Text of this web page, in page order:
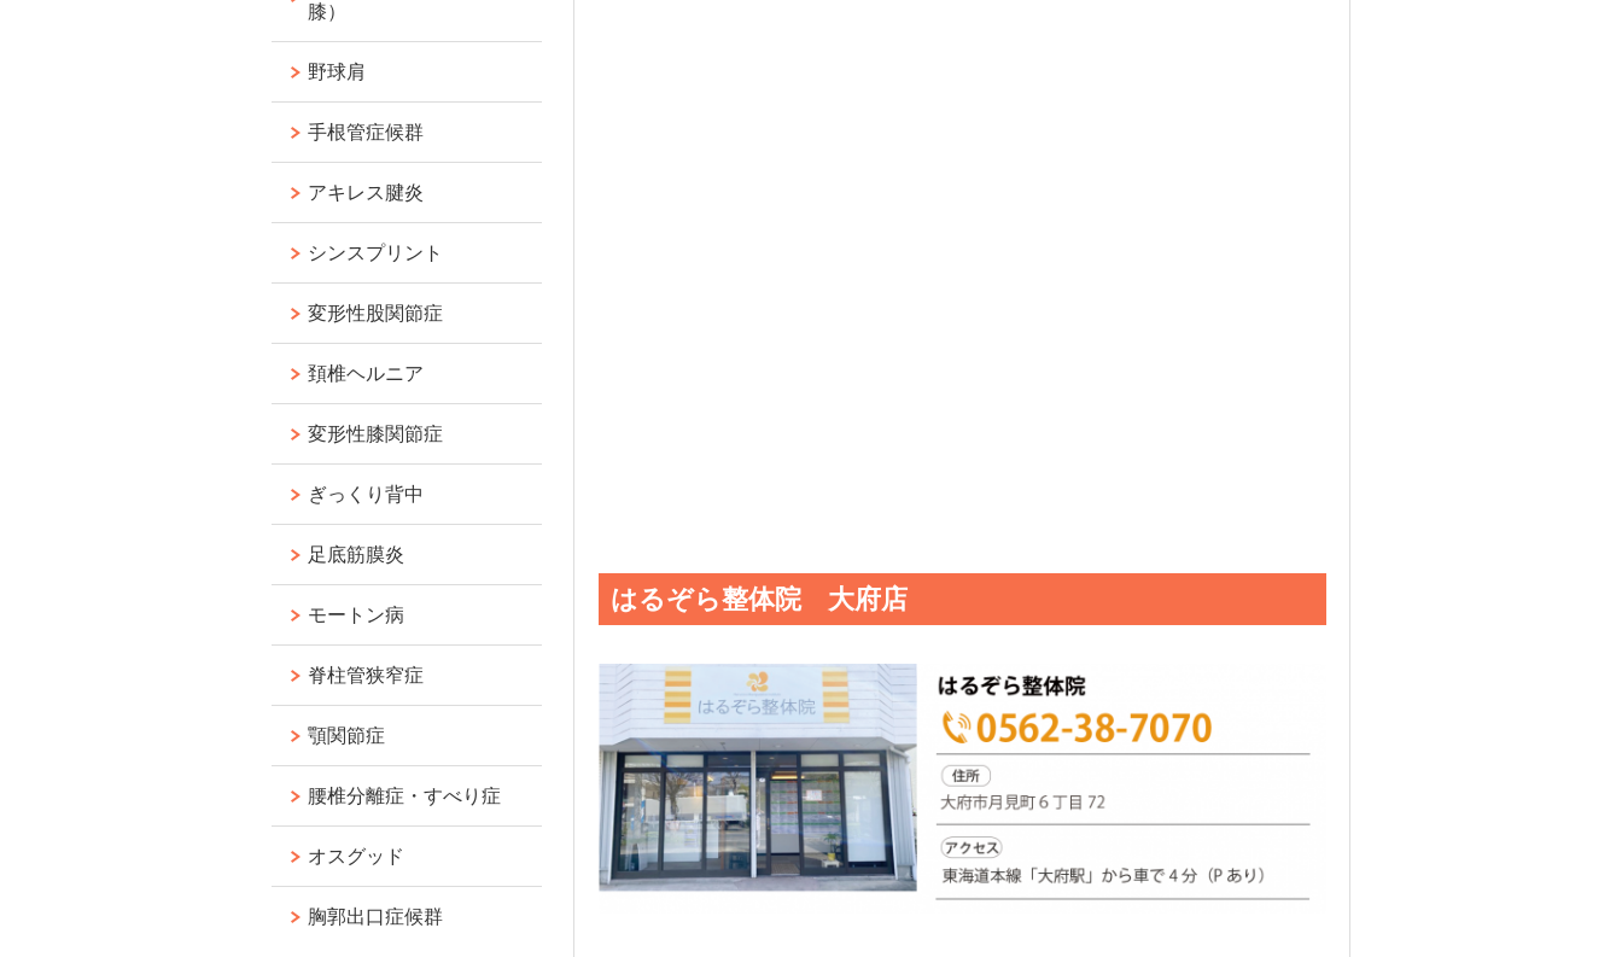
はるぞら整体院 大府店
膝）
野球肩
手根管症候群
アキレス腱炎
シンスプリント
変形性股関節症
頚椎ヘルニア
変形性膝関節症
ぎっくり背中
足底筋膜炎
モートン病
脊柱管狭窄症
顎関節症
腰椎分離症・すべり症
オスグッド
胸郭出口症候群